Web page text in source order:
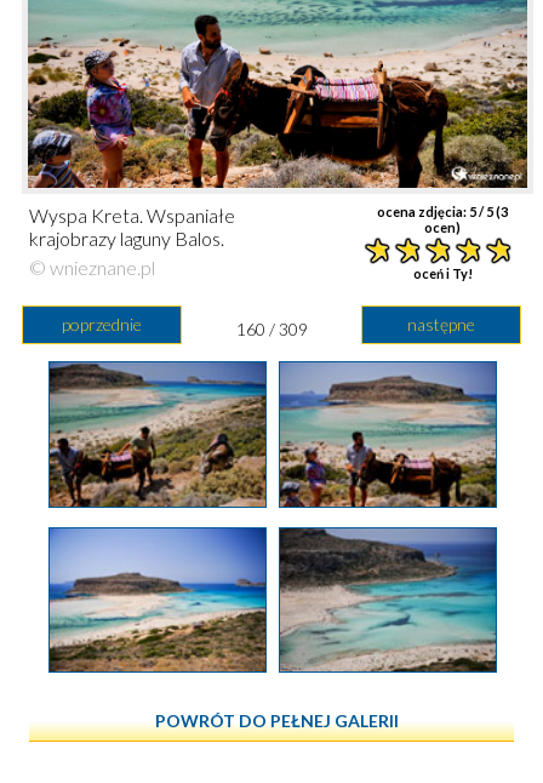
ocena zdjęcia: 5/ 5 (3
ocen)
oceń i Ty!
Wyspa Kreta. Wspaniałe
krajobrazy laguny Balos.
© wnieznane.pl
poprzednie następne
160 / 309
POWRÓT DO PEŁNEJ GALERII